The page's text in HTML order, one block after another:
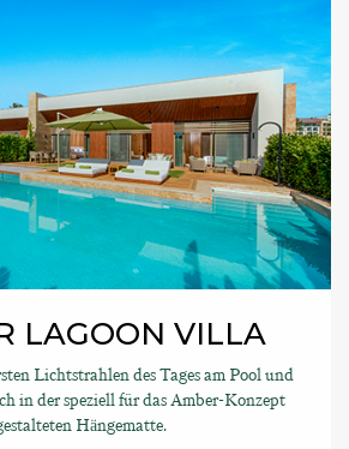
LAGOON VILLA
Lichtstrahlen des Tages am Pool und
in der speziell für das Amber-Konzept
Hängematte.